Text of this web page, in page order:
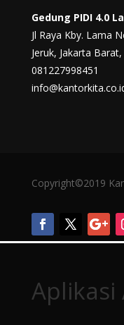
Gedung PIDI 4.0
Jl Raya Kby. Lama
Jeruk, Jakarta
081227998451
Copyright©2019
Aplikasi